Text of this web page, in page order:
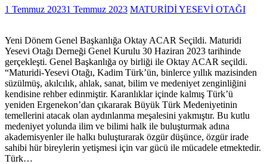
1 Temmuz 20231 Temmuz 2023 MATURİDİ YESEVİ OTAĞI
Yeni Dönem Genel Başkanlığa Oktay ACAR Seçildi. Maturidi
Yesevi Otağı Derneği Genel Kurulu 30 Haziran 2023 tarihinde
gerçekleşti. Genel Başkanlığa oy birliği ile Oktay ACAR seçildi.
“Maturidi-Yesevi Otağı, Kadim Türk’ün, binlerce yıllık mazisinden
süzülmüş, akılcılık, ahlak, sanat, bilim ve medeniyet zenginliğini
kendisine rehber edinmiştir. Karanlıklar içinde kalmış Türk’ü
yeniden Ergenekon’dan çıkararak Büyük Türk Medeniyetinin
temellerini atacak olan aydınlanma meşalesini yakmıştır. Bu kutlu
medeniyet yolunda ilim ve bilimi halk ile buluşturmak adına
akademisyenler ile halkı buluşturarak özgür düşünce, özgür irade
sahibi hür bireylerin yetişmesi için var gücü ile mücadele etmektedir.
Türk…